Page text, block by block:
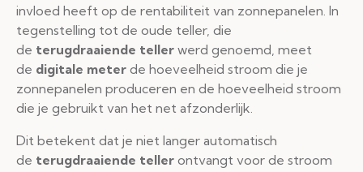
invloed heeft op de rentabiliteit van zonnepanelen. In
tegenstelling tot de oude teller, die
de terugdraaiende teller werd genoemd, meet
de digitale meter de hoeveelheid stroom die je
zonnepanelen produceren en de hoeveelheid stroom
die je gebruikt van het net afzonderlijk.
Dit betekent dat je niet langer automatisch
de terugdraaiende teller ontvangt voor de stroom